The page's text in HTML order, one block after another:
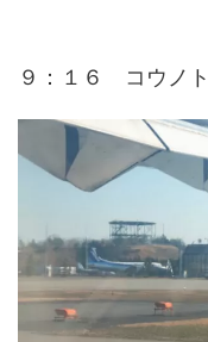
９：１６ コウノ